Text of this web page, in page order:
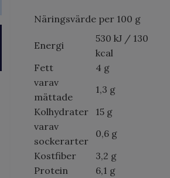
Näringsvärde per 100 g
Energi
530 kJ / 130
kcal
Fett
4 g
varav
mättade
1,3 g
Kolhydrater
15 g
varav
sockerarter
0,6 g
Kostfiber
3,2 g
Protein
6,1 g